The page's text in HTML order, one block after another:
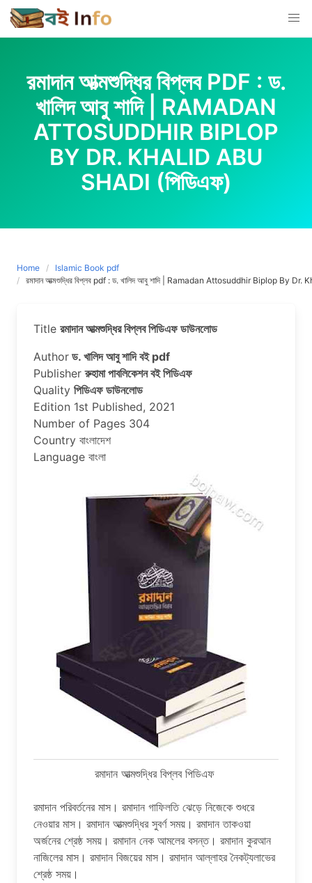
Skip
to
content
রমাদান আত্মশুদ্ধির বিপ্লব PDF : ড.
খালিদ আবু শাদি | RAMADAN
ATTOSUDDHIR BIPLOP
BY DR. KHALID ABU
SHADI (পিডিএফ)
Home
Islamic Book pdf
রমাদান আত্মশুদ্ধির বিপ্লব pdf : ড. খালিদ আবু শাদি | Ramadan Attosuddhir Biplop By Dr.
Title রমাদান আত্মশুদ্ধির বিপ্লব পিডিএফ ডাউনলোড
Author ড. খালিদ আবু শাদি বই pdf
Publisherরুহামা পাবলিকেশন বই পিডিএফ
Quality পিডিএফ ডাউনলোড
Edition 1st Published, 2021
Number of Pages 304
Country বাংলাদেশ
Language বাংলা
রমাদান আত্মশুদ্ধির বিপ্লব পিডিএফ
রমাদান পরিবর্তনের মাস। রমাদান গাফিলতি ঝেড়ে নিজেকে শুধরে
নেওয়ার মাস। রমাদান আত্মশুদ্ধির সুবর্ণ সময়। রমাদান তাকওয়া
অর্জনের শ্রেষ্ঠ সময়। রমাদান নেক আমলের বসন্ত। রমাদান কুরআন
নাজিলের মাস। রমাদান বিজয়ের মাস। রমাদান আল্লাহর নৈকট্যলাভের
শ্রেষ্ঠ সময়।